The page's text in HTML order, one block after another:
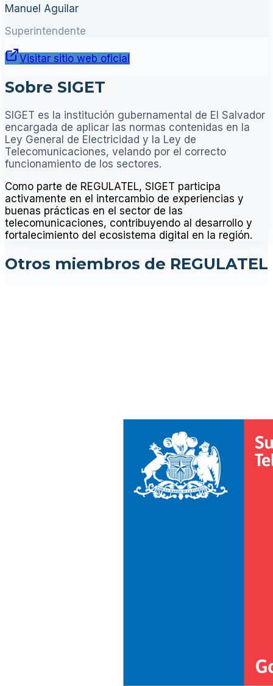
Manuel Aguilar
Superintendente
Visitar sitio web oficial
Sobre SIGET
SIGET es la institución gubernamental de El Salvador
encargada de aplicar las normas contenidas en la
Ley General de Electricidad y la Ley de
Telecomunicaciones, velando por el correcto
funcionamiento de los sectores.
Como parte de REGULATEL, SIGET participa
activamente en el intercambio de experiencias y
buenas prácticas en el sector de las
telecomunicaciones, contribuyendo al desarrollo y
fortalecimiento del ecosistema digital en la región.
Otros miembros de REGULATEL